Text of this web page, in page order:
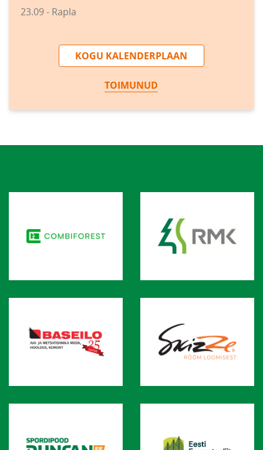
23.09 - Rapla
KOGU KALENDERPLAAN
TOIMUNUD